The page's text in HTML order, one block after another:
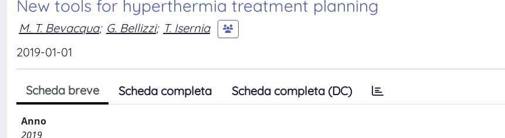
New tools for hyperthermia treatment planning
M. T. Bevacqua; G. Bellizzi; T. Isernia
2019-01-01
Scheda breve Scheda completa Scheda completa (DC)
Anno
2019